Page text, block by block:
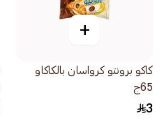
+
كاكو برونتو كرواسان بالكاكاو
65ج
3